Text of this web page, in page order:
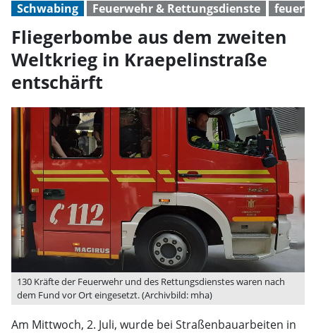
Schwabing Feuerwehr & Rettungsdienste
Fliegerbombe aus dem zweiten
Weltkrieg in Kraepelinstraße
entschärft
130 Kräfte der Feuerwehr und des Rettungsdienstes waren nach
dem Fund vor Ort eingesetzt. (Archivbild: mha)
Am Mittwoch, 2. Juli, wurde bei Straßenbauarbeiten in